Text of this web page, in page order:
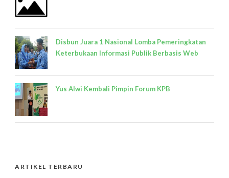
Disbun Juara 1 Nasional Lomba Pemeringkatan
Keterbukaan Informasi Publik Berbasis Web
Yus Alwi Kembali Pimpin Forum KPB
ARTIKEL TERBARU